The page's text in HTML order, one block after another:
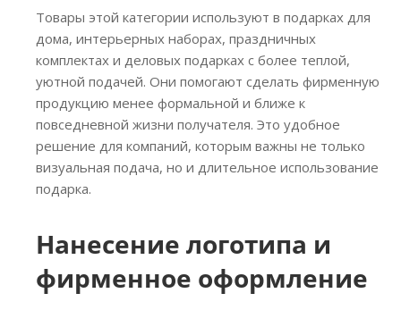
Товары этой категории используют в подарках для
дома, интерьерных наборах, праздничных
комплектах и деловых подарках с более теплой,
уютной подачей. Они помогают сделать фирменную
продукцию менее формальной и ближе к
повседневной жизни получателя. Это удобное
решение для компаний, которым важны не только
визуальная подача, но и длительное использование
подарка.
Нанесение логотипа и
фирменное оформление